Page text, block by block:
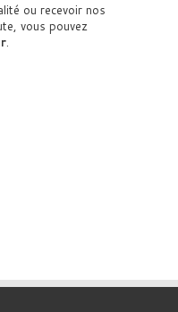
ou recevoir nos
vous pouvez
.